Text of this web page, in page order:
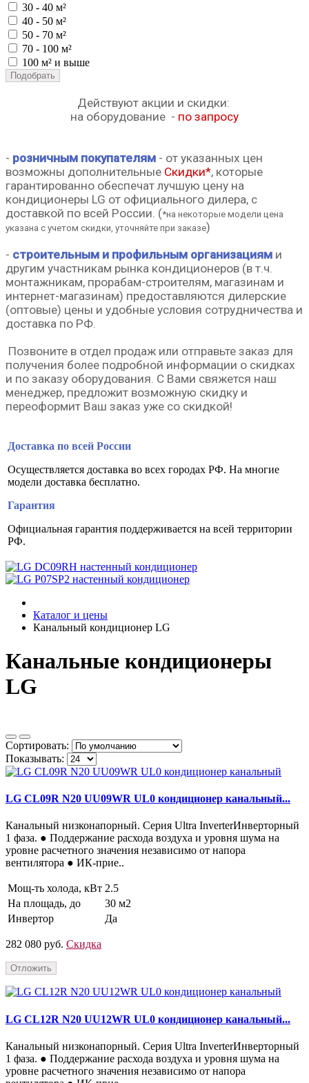
30 - 40 м²
40 - 50 м²
50 - 70 м²
70 - 100 м²
100 м² и выше
Подобрать
Действуют акции и скидки:
на оборудование - по запросу
- розничным покупателям - от указанных цен
возможны дополнительные Скидки*, которые
гарантированно обеспечат лучшую цену на
кондиционеры LG от официального дилера, с
доставкой по всей России. (*на некоторые модели цена
указана с учетом скидки, уточняйте при заказе)
- строительным и профильным организациям и
другим участникам рынка кондиционеров (в т.ч.
монтажникам, прорабам-строителям, магазинам и
интернет-магазинам) предоставляются дилерские
(оптовые) цены и удобные условия сотрудничества и
доставка по РФ.
Позвоните в отдел продаж или отправьте заказ для
получения более подробной информации о скидках
и по заказу оборудования. С Вами свяжется наш
менеджер, предложит возможную скидку и
переоформит Ваш заказ уже со скидкой!
Доставка по всей России
Осуществляется доставка во всех городах РФ. На многие
модели доставка бесплатно.
Гарантия
Официальная гарантия поддерживается на всей территории
РФ.
Каталог и цены
Канальный кондиционер LG
Канальные кондиционеры
LG
Сортировать:
Показывать:
LG CL09R N20 UU09WR UL0 кондиционер канальный...
Канальный низконапорный. Серия Ultra InverterИнверторный
1 фаза. ● Поддержание расхода воздуха и уровня шума на
уровне расчетного значения независимо от напора
вентилятора ● ИК-прие..
Мощ-ть холода, кВт 2.5
На площадь, до
30 м2
Инвертор
Да
282 080 руб. Скидка
Отложить
LG CL12R N20 UU12WR UL0 кондиционер канальный...
Канальный низконапорный. Серия Ultra InverterИнверторный
1 фаза. ● Поддержание расхода воздуха и уровня шума на
уровне расчетного значения независимо от напора